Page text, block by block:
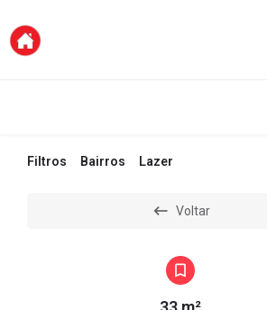
Filtros Bairros Lazer
Voltar